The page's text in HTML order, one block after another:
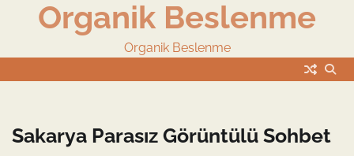
Organik Beslenme
Organik Beslenme
Sakarya Parasız Görüntülü Sohbet